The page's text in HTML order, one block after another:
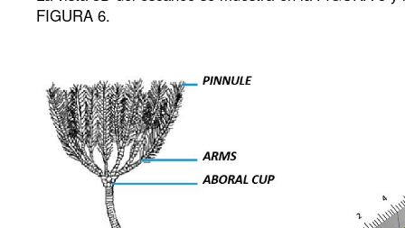
FIGURA 6.